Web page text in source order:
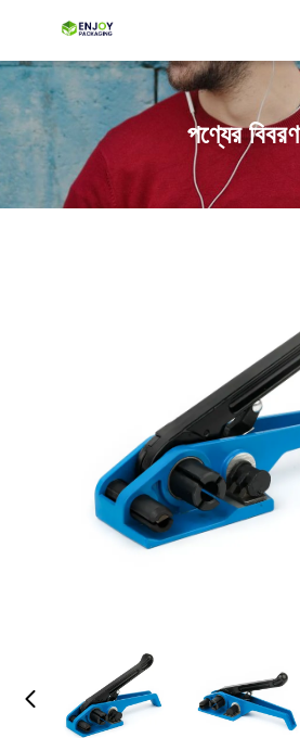
পণ্যের বিবরণ